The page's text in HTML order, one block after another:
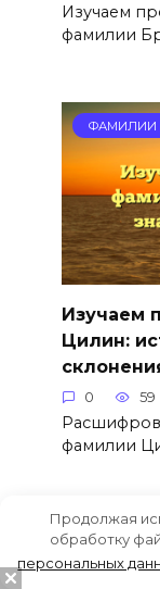
Изучаем
фамилии
ФАМИЛИИ
Изучаем
Цилин:
0 59
фамилии
ФАМИЛИИ
Продолжая
обработку
персональных